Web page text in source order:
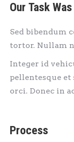
Our Task Was
Sed bibendum
tortor. Nullam
Integer id
pellentesque
orci. Donec in
Process